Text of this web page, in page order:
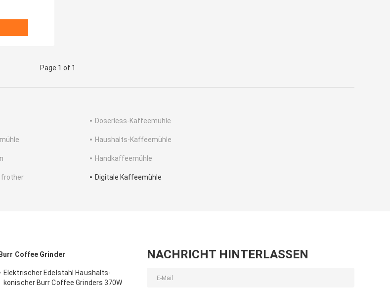
Page 1 of 1
Doserless-Kaffeemühle
Haushalts-Kaffeemühle
Handkaffeemühle
frother Digitale Kaffeemühle
Burr Coffee Grinder
Elektrischer Edelstahl Haushalts-
konischer Burr Coffee Grinders 370W
NACHRICHT HINTERLASSEN